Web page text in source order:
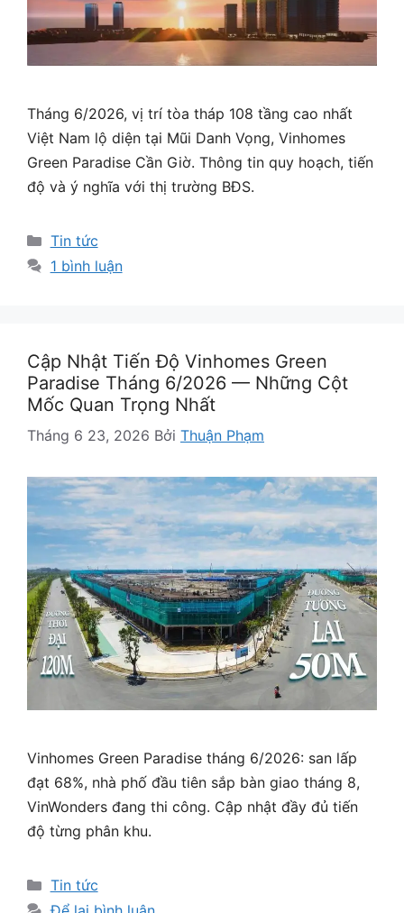
Tháng 6/2026, vị trí tòa tháp 108 tầng cao nhất
Việt Nam lộ diện tại Mũi Danh Vọng, Vinhomes
Green Paradise Cần Giờ. Thông tin quy hoạch, tiến
độ và ý nghĩa với thị trường BĐS.
Danh
mục
Tin tức
1 bình luận
Cập Nhật Tiến Độ Vinhomes Green
Paradise Tháng 6/2026 — Những Cột
Mốc Quan Trọng Nhất
Tháng 6 23, 2026 Bởi Thuận Phạm
Vinhomes Green Paradise tháng 6/2026: san lấp
đạt 68%, nhà phố đầu tiên sắp bàn giao tháng 8,
VinWonders đang thi công. Cập nhật đầy đủ tiến
độ từng phân khu.
Danh
mục
Tin tức